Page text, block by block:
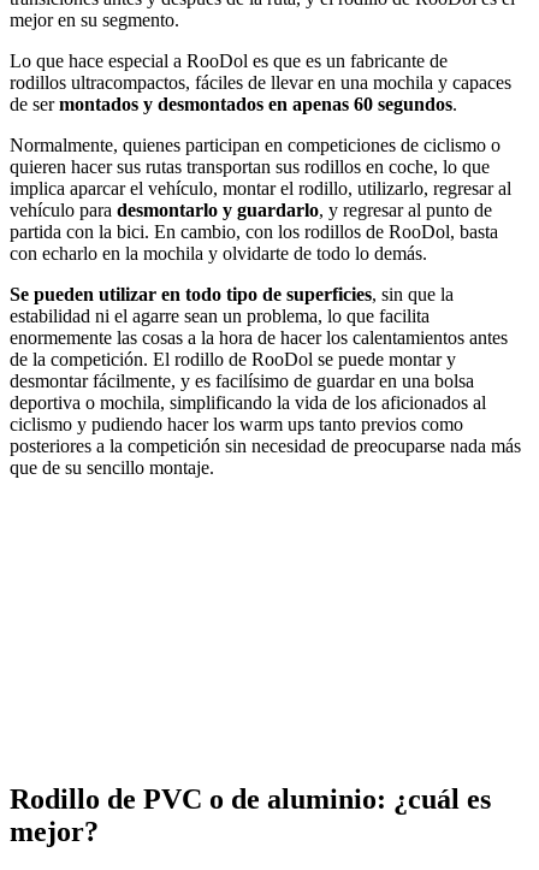
mejor en su segmento.
Lo que hace especial a RooDol es que es un fabricante de
rodillos ultracompactos, fáciles de llevar en una mochila y capaces
de sermontados y desmontados en apenas 60 segundos.
Normalmente, quienes participan en competiciones de ciclismo o
quieren hacer sus rutas transportan sus rodillos en coche, lo que
implica aparcar el vehículo, montar el rodillo, utilizarlo, regresar al
vehículo para desmontarlo y guardarlo, y regresar al punto de
partida con la bici. En cambio, con los rodillos de RooDol, basta
con echarlo en la mochila y olvidarte de todo lo demás.
Se pueden utilizar en todo tipo de superficies, sin que la
estabilidad ni el agarre sean un problema, lo que facilita
enormemente las cosas a la hora de hacer los calentamientos antes
de la competición. El rodillo de RooDol se puede montar y
desmontar fácilmente, y es facilísimo de guardar en una bolsa
deportiva o mochila, simplificando la vida de los aficionados al
ciclismo y pudiendo hacer los warm ups tanto previos como
posteriores a la competición sin necesidad de preocuparse nada más
que de su sencillo montaje.
Rodillo de PVC o de aluminio: ¿cuál es
mejor?